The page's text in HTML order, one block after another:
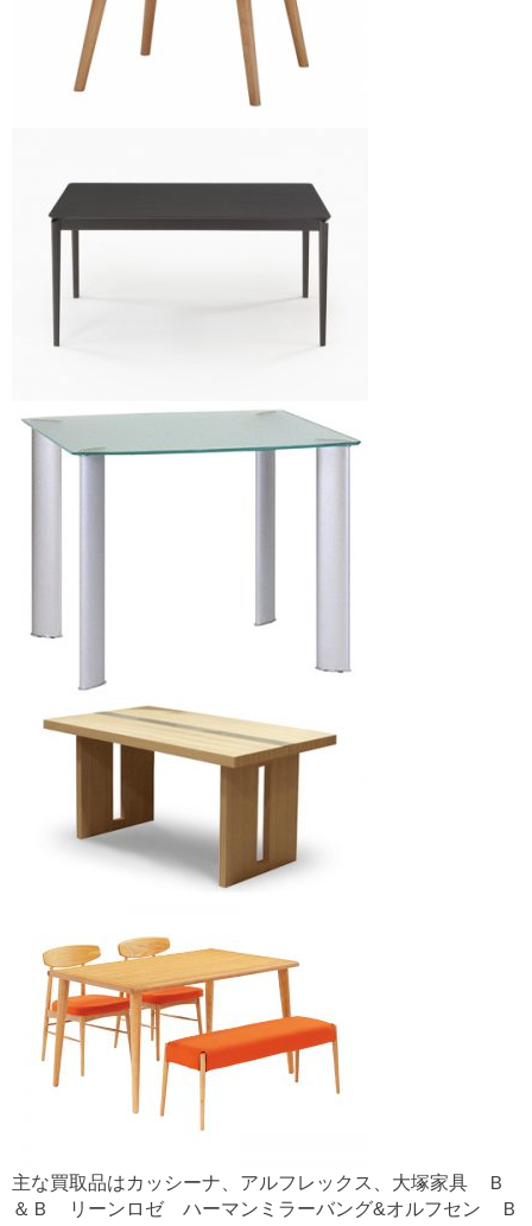
主な買取品はカッシーナ、アルフレックス、大塚家具 Ｂ
＆Ｂ リーンロゼ ハーマンミラーバング&オルフセン Ｂ